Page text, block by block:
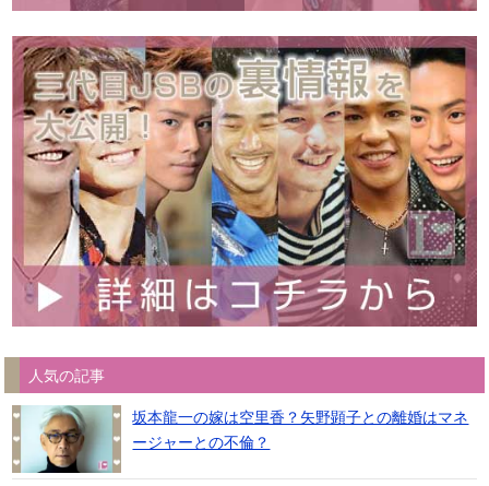
人気の記事
坂本龍一の嫁は空里香？矢野顕子との離婚はマネ
ージャーとの不倫？